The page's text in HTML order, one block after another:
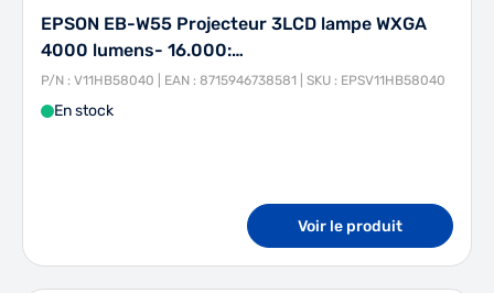
EPSON EB-W55 Projecteur 3LCD lampe WXGA
4000 lumens- 16.000:…
P/N : V11HB58040 | EAN : 8715946738581 | SKU : EPSV11HB58040
En stock
Voir le produit